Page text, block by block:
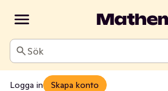
Sök
Logga in Skapa konto